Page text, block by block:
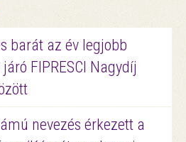
barát az év legjobb
FIPRESCI Nagydíj
nevezés érkezett a